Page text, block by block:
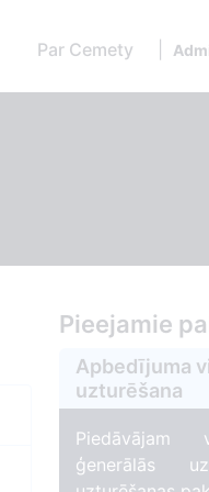
Par Cemety
Pieejamie
Apbedījuma
uzturēšana
Piedāvājam
ģenerālās